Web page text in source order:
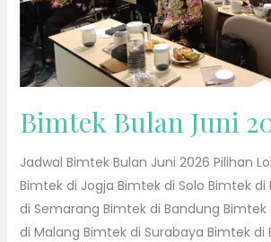
Bimtek Bulan Juni
Jadwal Bimtek Bulan Juni 2026 Pilihan
Bimtek di Jogja Bimtek di Solo Bimtek
di Semarang Bimtek di Bandung
di Malang Bimtek di Surabaya Bimtek di